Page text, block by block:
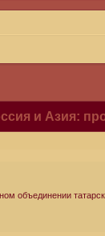
и Азия:
объединении